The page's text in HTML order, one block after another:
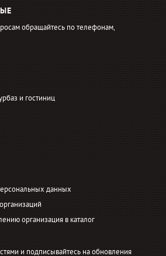
обращайтесь по телефонам,
и гостиниц
данных
организация в каталог
и подписывайтесь на обновления